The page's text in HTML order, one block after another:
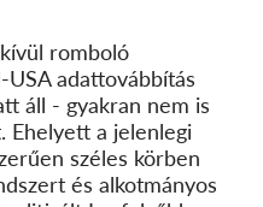
romboló
adattovábbítás
áll - gyakran nem is
Ehelyett a jelenlegi
széles körben
és alkotmányos